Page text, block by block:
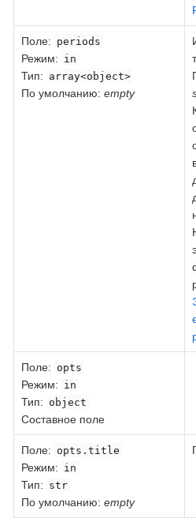
Поле: periods
Режим: in
Тип: array<object>
По умолчанию: empty
Поле: opts
Режим: in
Тип: object
Составное поле
Поле: opts.title
Режим: in
Тип: str
По умолчанию: empty